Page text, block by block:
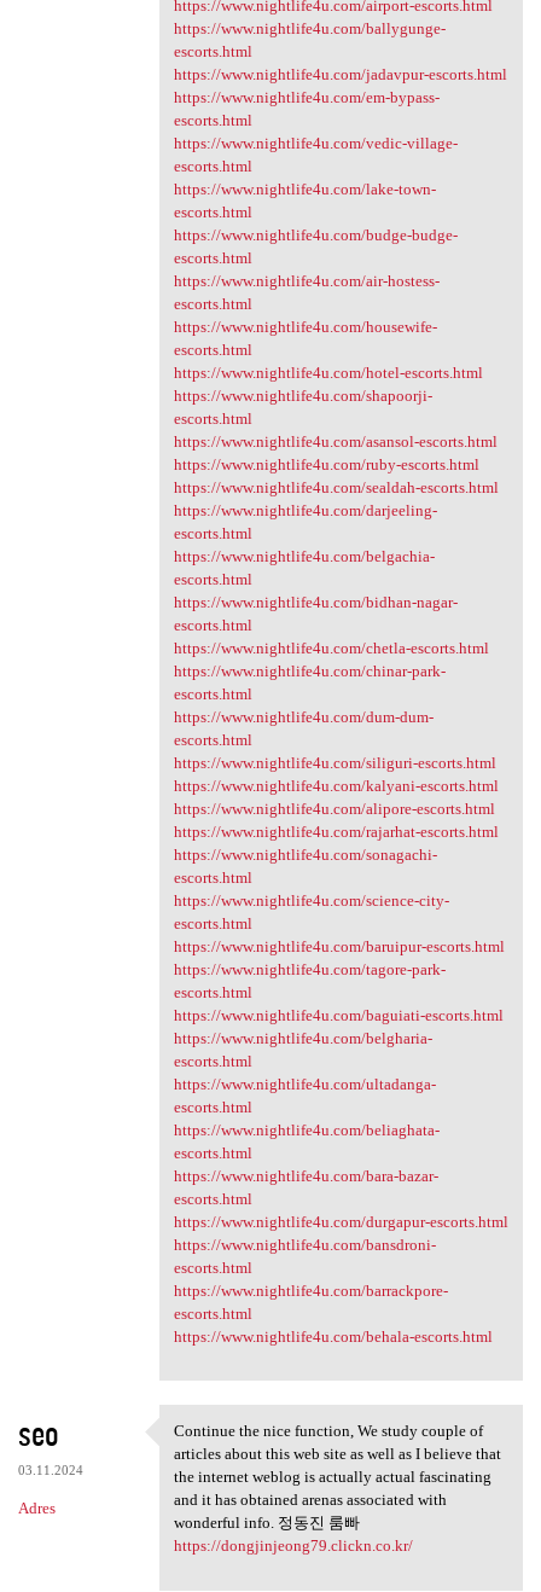
https://www.nightlife4u.com/airport-escorts.html
https://www.nightlife4u.com/ballygunge-
escorts.html
https://www.nightlife4u.com/jadavpur-escorts.html
https://www.nightlife4u.com/em-bypass-
escorts.html
https://www.nightlife4u.com/vedic-village-
escorts.html
https://www.nightlife4u.com/lake-town-
escorts.html
https://www.nightlife4u.com/budge-budge-
escorts.html
https://www.nightlife4u.com/air-hostess-
escorts.html
https://www.nightlife4u.com/housewife-
escorts.html
https://www.nightlife4u.com/hotel-escorts.html
https://www.nightlife4u.com/shapoorji-
escorts.html
https://www.nightlife4u.com/asansol-escorts.html
https://www.nightlife4u.com/ruby-escorts.html
https://www.nightlife4u.com/sealdah-escorts.html
https://www.nightlife4u.com/darjeeling-
escorts.html
https://www.nightlife4u.com/belgachia-
escorts.html
https://www.nightlife4u.com/bidhan-nagar-
escorts.html
https://www.nightlife4u.com/chetla-escorts.html
https://www.nightlife4u.com/chinar-park-
escorts.html
https://www.nightlife4u.com/dum-dum-
escorts.html
https://www.nightlife4u.com/siliguri-escorts.html
https://www.nightlife4u.com/kalyani-escorts.html
https://www.nightlife4u.com/alipore-escorts.html
https://www.nightlife4u.com/rajarhat-escorts.html
https://www.nightlife4u.com/sonagachi-
escorts.html
https://www.nightlife4u.com/science-city-
escorts.html
https://www.nightlife4u.com/baruipur-escorts.html
https://www.nightlife4u.com/tagore-park-
escorts.html
https://www.nightlife4u.com/baguiati-escorts.html
https://www.nightlife4u.com/belgharia-
escorts.html
https://www.nightlife4u.com/ultadanga-
escorts.html
https://www.nightlife4u.com/beliaghata-
escorts.html
https://www.nightlife4u.com/bara-bazar-
escorts.html
https://www.nightlife4u.com/durgapur-escorts.html
https://www.nightlife4u.com/bansdroni-
escorts.html
https://www.nightlife4u.com/barrackpore-
escorts.html
https://www.nightlife4u.com/behala-escorts.html
seo
03.11.2024
Adres
Continue the nice function,
Continue the nice function, We study couple of
articles about this web site as well as I believe that
the internet weblog is actually actual fascinating
and it has obtained arenas associated with
wonderful info. 정동진 룸빠
https://dongjinjeong79.clickn.co.kr/